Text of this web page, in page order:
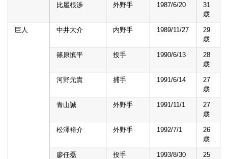
比屋根渉 外野手 1987/6/20
31
歳
巨人 中井大介 内野手 1989/11/27
29
歳
篠原慎平 投手 1990/6/13
28
歳
河野元貴 捕手 1991/6/14
27
歳
青山誠 外野手 1991/11/1
27
歳
松澤裕介 外野手 1992/7/1
26
歳
廖任磊 投手 1993/8/30
25